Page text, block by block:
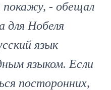
покажу, - обещал
для Нобеля
язык
языком. Если
посторонних,